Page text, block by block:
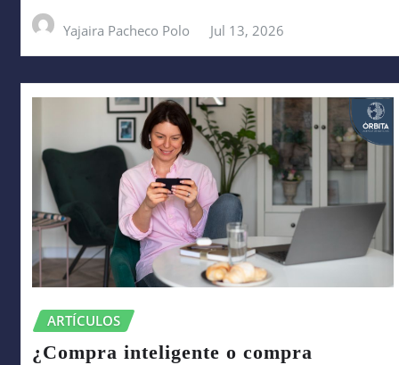
Yajaira Pacheco Polo Jul 13, 2026
ARTÍCULOS
¿Compra inteligente o compra